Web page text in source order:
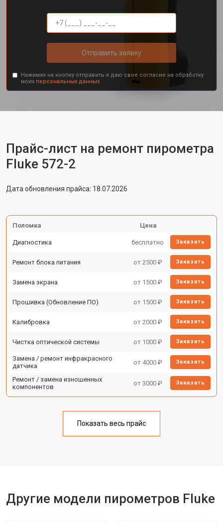
Отправить заявку
Нажимая на кнопку отправить я даю свое согласие на обработку
моих персональных данных.
Прайс-лист на ремонт пирометра
Fluke 572-2
Дата обновления прайса: 18.07.2026
Поломка Цена
Диагностика бесплатно Заказать
Ремонт блока питания от 2500 ₽ Заказать
Замена экрана от 1500 ₽ Заказать
Прошивка (Обновление ПО) от 1500 ₽ Заказать
Калибровка от 2000 ₽ Заказать
Чистка оптической системы от 1000 ₽ Заказать
Замена / ремонт инфракрасного
датчика
от 4000 ₽ Заказать
Ремонт / замена изношенных
компонентов
от 3000 ₽ Заказать
Показать весь прайс
Другие модели пирометров Fluke